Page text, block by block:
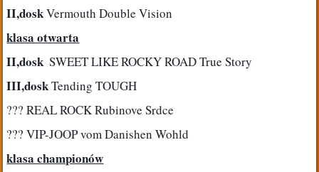
II,dosk Vermouth Double Vision
klasa otwarta
II,dosk SWEET LIKE ROCKY ROAD True Story
III,dosk Tending TOUGH
??? REAL ROCK Rubinove Srdce
??? VIP-JOOP vom Danishen Wohld
klasa championów